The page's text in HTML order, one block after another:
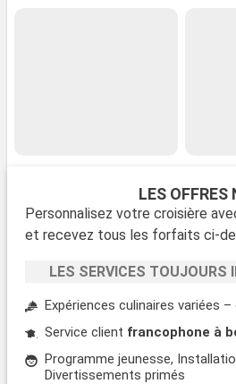
LES OFFRES
Personnalisez votre croisière
et recevez tous les forfaits ci-
LES SERVICES TOUJOURS
Expériences culinaires variées
Service client francophone à
Programme jeunesse,
Divertissements primés